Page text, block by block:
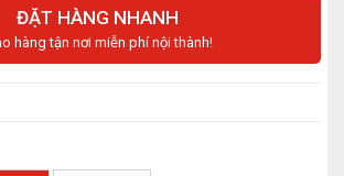
ĐẶT HÀNG NHANH
hàng tận nơi miễn phí nội thành!